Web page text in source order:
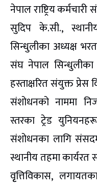
नेपाल राष्ट्रिय
सुदिप के.सी.,
सिन्धुलीका अध्यक्ष
संघ नेपाल सिन्धुलीका
हस्ताक्षरित संयुक्त प्रेस
संशोधनको नाममा
स्तरका ट्रेड
संशोधनका लागि
स्थानीय तहमा कार्यरत
वृृत्तिविकास,